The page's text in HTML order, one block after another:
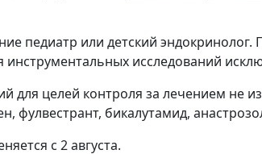
педиатр или детский
инструментальных исследований
для целей контроля за лечением не
фулвестрант, бикалутамид,
с 2 августа.